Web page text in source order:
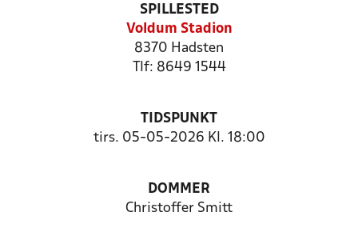
SPILLESTED
Voldum Stadion
8370 Hadsten
Tlf: 8649 1544
TIDSPUNKT
tirs. 05-05-2026 Kl. 18:00
DOMMER
Christoffer Smitt